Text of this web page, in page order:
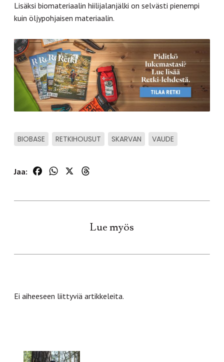
Lisäksi biomateriaalin hiilijalanjälki on selvästi pienempi
kuin öljypohjaisen materiaalin.
BIOBASE RETKIHOUSUT SKARVAN VAUDE
Jaa: FacebookWhatsApp
Lue myös
Ei aiheeseen liittyviä artikkeleita.